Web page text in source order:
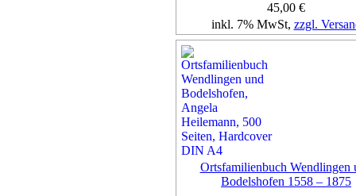
45,00 €
inkl. 7% MwSt, zzgl.
Ortsfamilienbuch Wendlingen
Bodelshofen 1558 – 1875